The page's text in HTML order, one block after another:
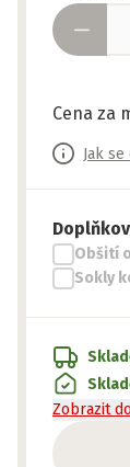
Cena za
Jak
Obšití
Sokly
Zobrazit